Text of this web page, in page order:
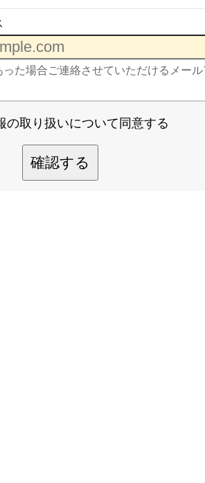
った場合ご連絡させていただけるメー
の取り扱いについて同意する
確認する